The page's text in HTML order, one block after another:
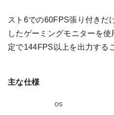
スト6での60FPS張り付きだ
したゲーミングモニターを
定で144FPS以上を出力する
主な仕様
OS